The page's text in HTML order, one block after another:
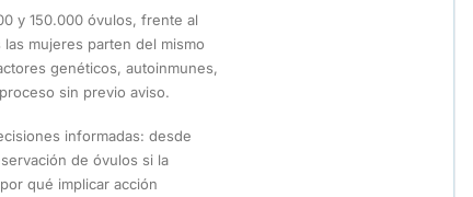
y 150.000 óvulos, frente al
mujeres parten del mismo
genéticos, autoinmunes,
sin previo aviso.
informadas: desde
de óvulos si la
qué implicar acción